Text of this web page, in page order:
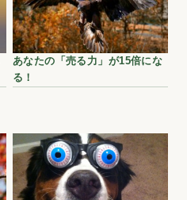
あなたの「売る力」が15倍にな
る！